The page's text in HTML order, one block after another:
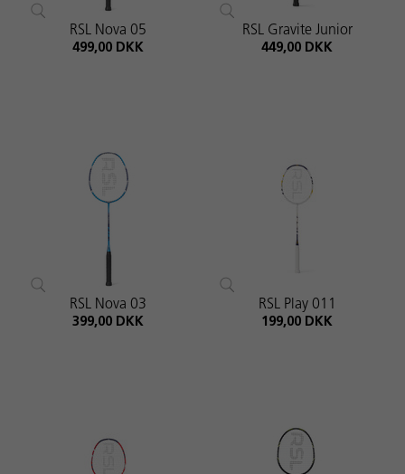
RSL Nova 05
499,00 DKK
RSL Gravite Junior
449,00 DKK
RSL Nova 03
399,00 DKK
RSL Play 011
199,00 DKK